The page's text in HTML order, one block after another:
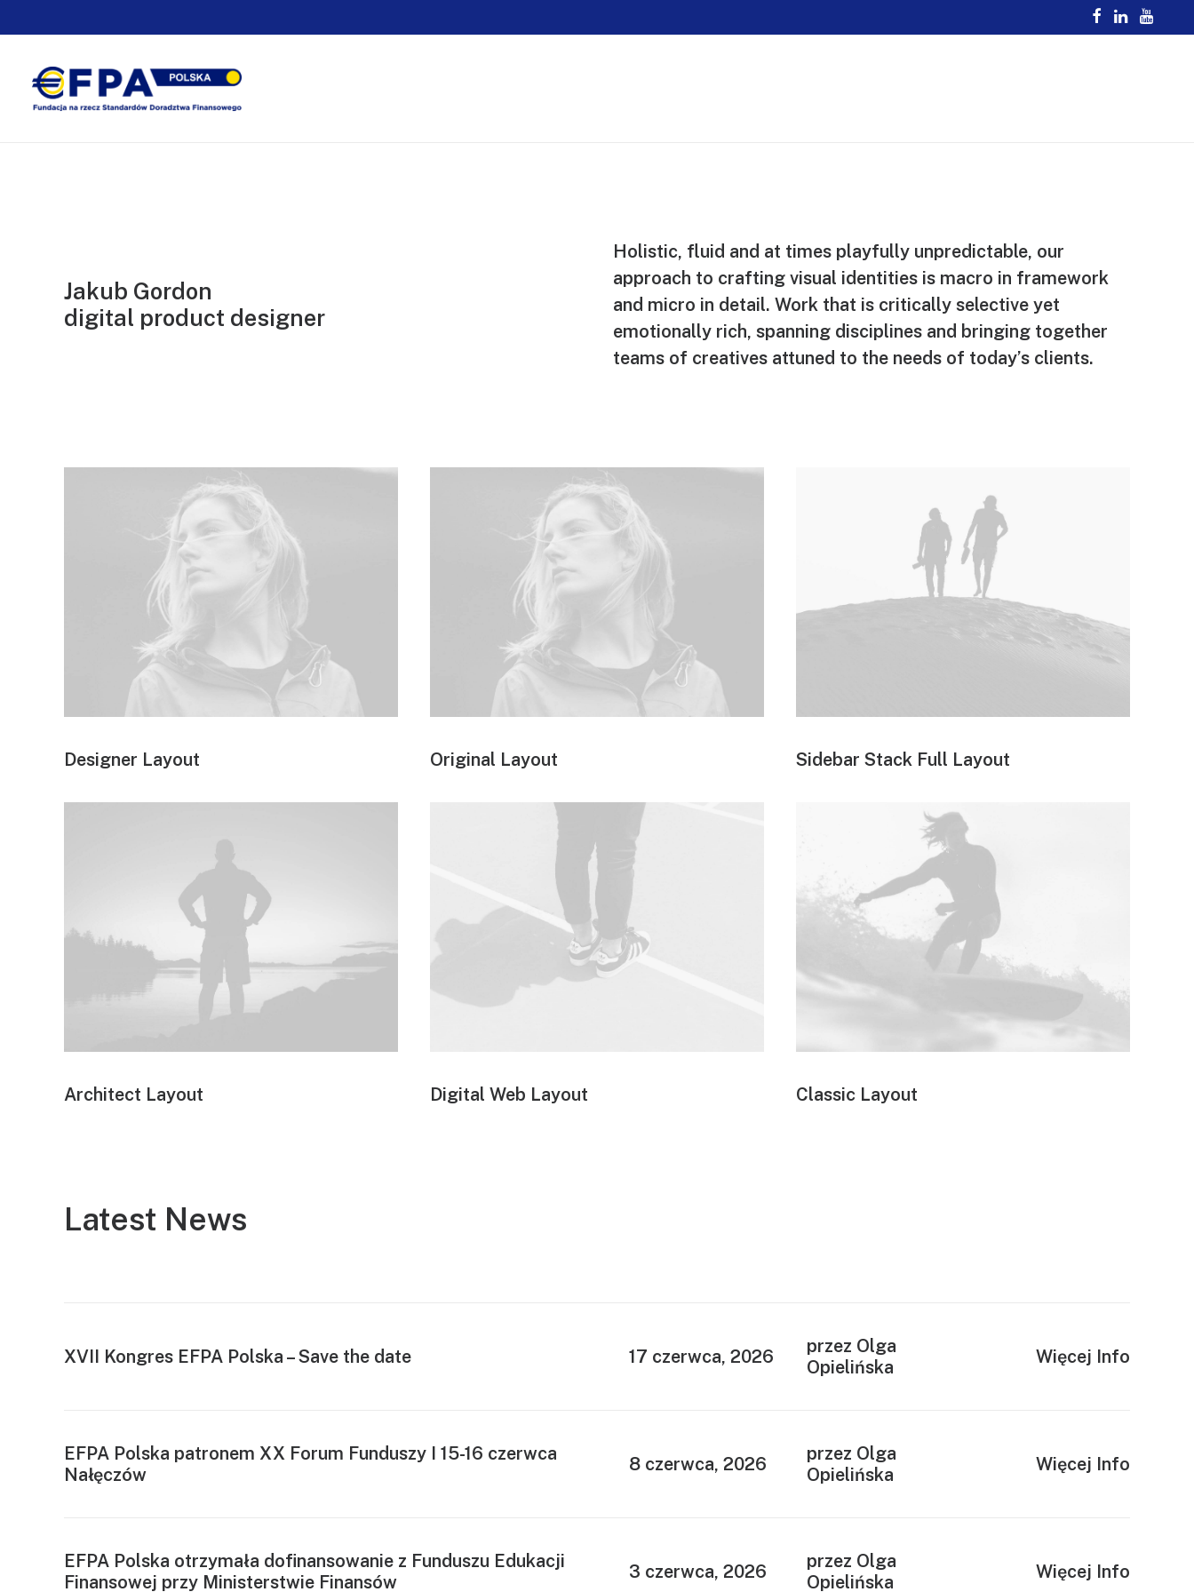
Jakub Gordon
digital product designer
Holistic, fluid and at times playfully unpredictable, our
approach to crafting visual identities is macro in framework
and micro in detail. Work that is critically selective yet
emotionally rich, spanning disciplines and bringing together
teams of creatives attuned to the needs of today’s clients.
Designer Layout Original Layout Sidebar Stack Full Layout
Architect Layout Digital Web Layout Classic Layout
Latest News
XVII Kongres EFPA Polska – Save the date 17 czerwca, 2026
przez Olga
Opielińska
Więcej Info
EFPA Polska patronem XX Forum Funduszy I 15-16 czerwca
Nałęczów
8 czerwca, 2026
przez Olga
Opielińska
Więcej Info
EFPA Polska otrzymała dofinansowanie z Funduszu Edukacji
Finansowej przy Ministerstwie Finansów
3 czerwca, 2026
przez Olga
Opielińska
Więcej Info